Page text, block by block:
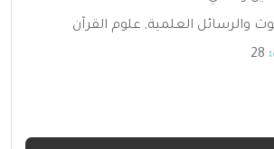
والرسائل العلمية, علوم القرآن
28